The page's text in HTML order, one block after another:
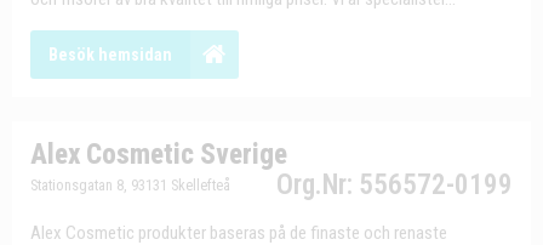
Besök hemsidan
Alex Cosmetic Sverige
Org.Nr: 556572-0199
Stationsgatan 8, 93131 Skellefteå
Alex Cosmetic produkter baseras på de finaste och renaste